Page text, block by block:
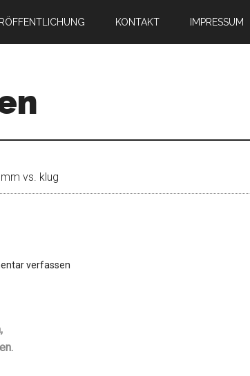
KONTAKT IMPRESSUM
vs. klug
verfassen